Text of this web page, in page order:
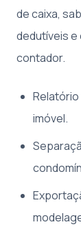
de caixa,
dedutíveis
contador.
imóvel.